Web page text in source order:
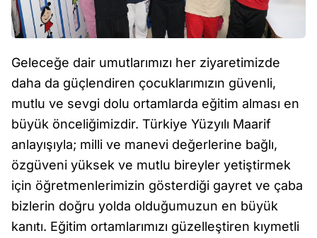
Geleceğe dair umutlarımızı her ziyaretimizde
daha da güçlendiren çocuklarımızın güvenli,
mutlu ve sevgi dolu ortamlarda eğitim alması en
büyük önceliğimizdir. Türkiye Yüzyılı Maarif
anlayışıyla; milli ve manevi değerlerine bağlı,
özgüveni yüksek ve mutlu bireyler yetiştirmek
için öğretmenlerimizin gösterdiği gayret ve çaba
bizlerin doğru yolda olduğumuzun en büyük
kanıtı. Eğitim ortamlarımızı güzelleştiren kıymetli